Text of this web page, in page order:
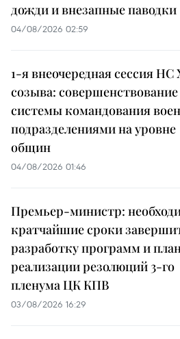
дожди и внезапные паводки
04/08/2026 02:59
1-я внеочередная сессия НС
созыва: совершенствование
системы командования
подразделениями на уровне
общин
04/08/2026 01:46
Премьер-министр:
кратчайшие сроки
разработку программ и
реализации резолюций 3-го
пленума ЦК КПВ
03/08/2026 16:29